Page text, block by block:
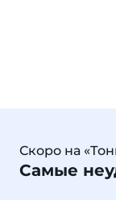
Скоро на
Самые